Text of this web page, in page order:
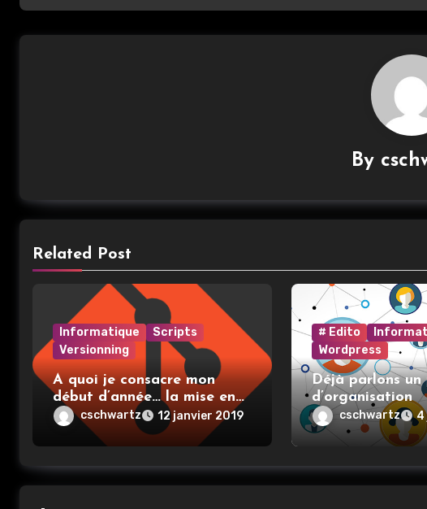
By
Related Post
Informatique
Scripts
Versionning
A quoi je consacre mon
début d’année… la mise en
place et l’utilisation de git
cschwartz 12 janvier 2019
# Edito
Wordpress
Déjà parlons un
d’organisation
cschwartz 4